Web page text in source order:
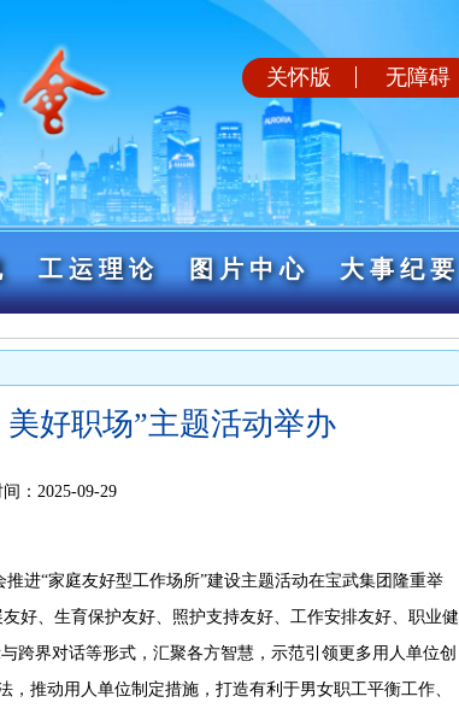
关怀版 无障碍
工运理论 图片中心 大事纪要
好职场”主题活动举办
：2025-09-29
“家庭友好型工作场所”建设主题活动在宝武集团隆重举
好、生育保护友好、照护支持友好、工作安排友好、职业健
跨界对话等形式，汇聚各方智慧，示范引领更多用人单位创
推动用人单位制定措施，打造有利于男女职工平衡工作、